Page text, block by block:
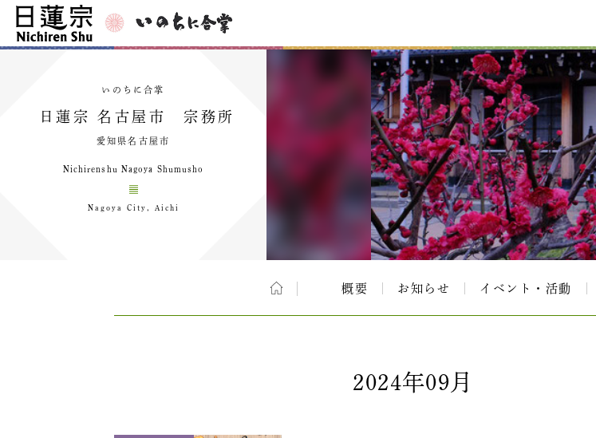
いのちに合掌
日蓮宗 名古屋市 宗務所
愛知県名古屋市
Nichirenshu Nagoya Shumusho
Nagoya City, Aichi
概要 お知らせ イベント・活動
2024年09月